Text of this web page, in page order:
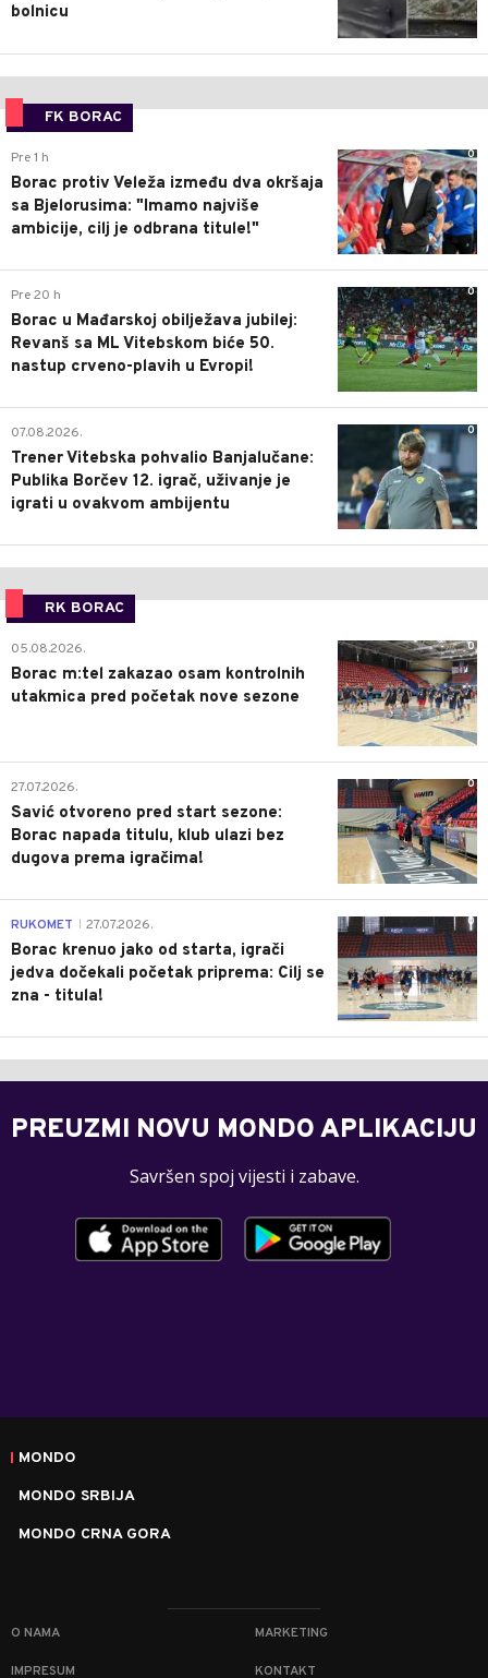
bolnicu
FK BORAC
0
Pre 1 h
Borac protiv Veleža između dva okršaja
sa Bjelorusima: "Imamo najviše
ambicije, cilj je odbrana titule!"
0
Pre 20 h
Borac u Mađarskoj obilježava jubilej:
Revanš sa ML Vitebskom biće 50.
nastup crveno-plavih u Evropi!
0
07.08.2026.
Trener Vitebska pohvalio Banjalučane:
Publika Borčev 12. igrač, uživanje je
igrati u ovakvom ambijentu
RK BORAC
0
05.08.2026.
Borac m:tel zakazao osam kontrolnih
utakmica pred početak nove sezone
0
27.07.2026.
Savić otvoreno pred start sezone:
Borac napada titulu, klub ulazi bez
dugova prema igračima!
0
RUKOMET 27.07.2026.
Borac krenuo jako od starta, igrači
jedva dočekali početak priprema: Cilj se
zna - titula!
PREUZMI NOVU MONDO APLIKACIJU
Savršen spoj vijesti i zabave.
MONDO
MONDO SRBIJA
MONDO CRNA GORA
O NAMA MARKETING
IMPRESUM KONTAKT